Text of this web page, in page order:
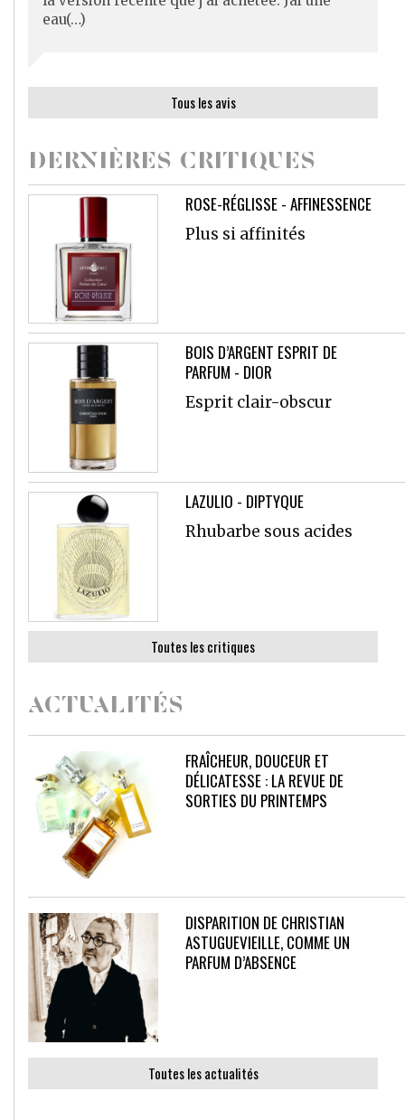
eau(…)
Tous les avis
DERNIÈRES CRITIQUES
ROSE-RÉGLISSE - AFFINESSENCE
Plus si affinités
BOIS D’ARGENT ESPRIT DE
PARFUM - DIOR
Esprit clair-obscur
LAZULIO - DIPTYQUE
Rhubarbe sous acides
Toutes les critiques
ACTUALITÉS
FRAÎCHEUR, DOUCEUR ET
DÉLICATESSE : LA REVUE DE
SORTIES DU PRINTEMPS
DISPARITION DE CHRISTIAN
ASTUGUEVIEILLE, COMME UN
PARFUM D’ABSENCE
Toutes les actualités